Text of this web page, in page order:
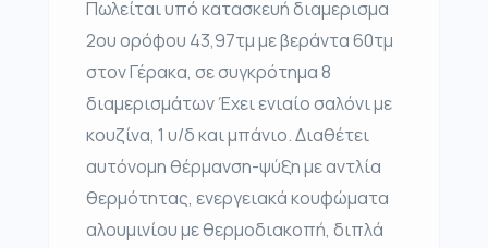
Πωλείται υπό κατασκευή διαμερισμα
2ου ορόφου 43,97τμ με βεράντα 60τμ
στον Γέρακα, σε συγκρότημα 8
διαμερισμάτων Έχει ενιαίο σαλόνι με
κουζίνα, 1 υ/δ και μπάνιο. Διαθέτει
αυτόνομη θέρμανση-ψύξη με αντλία
θερμότητας, ενεργειακά κουφώματα
αλουμινίου με θερμοδιακοπή, διπλά